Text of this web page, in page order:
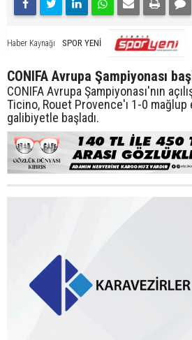
Haber Kaynağı SPOR YENİ
CONIFA Avrupa Şampiyonası
CONIFA Avrupa Şampiyonası'nın
Ticino, Rouet Provence'ı 1-0
galibiyetle başladı.